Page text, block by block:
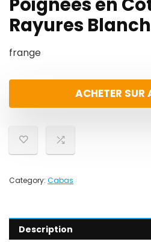
Poignées en
Rayures
frange
ACHETER
Category: Cabas
Description